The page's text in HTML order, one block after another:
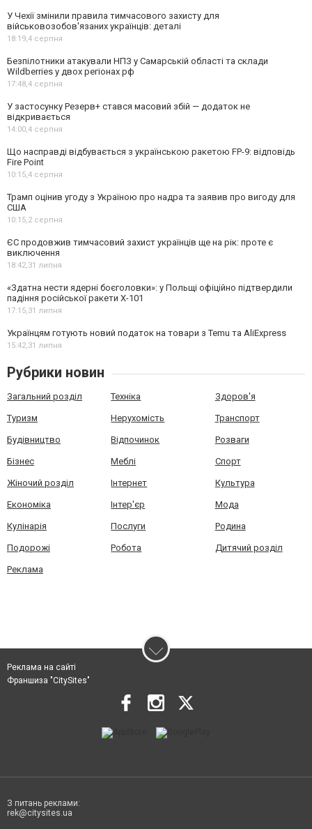
У Чехії змінили правила тимчасового захисту для
військовозобов'язаних українців: деталі
18:19,4 серпня
Безпілотники атакували НПЗ у Самарській області та склади
Wildberries у двох регіонах рф
17:48,4 серпня
У застосунку Резерв+ стався масовий збій — додаток не
відкривається
14:00,4 серпня
Що насправді відбувається з українською ракетою FP-9: відповідь
Fire Point
10:15,4 серпня
Трамп оцінив угоду з Україною про надра та заявив про вигоду для
США
10:15,2 серпня
ЄС продовжив тимчасовий захист українців ще на рік: проте є
виключення
18:42,31 липня
«Здатна нести ядерні боєголовки»: у Польщі офіційно підтвердили
падіння російської ракети Х-101
17:15,31 липня
Українцям готують новий податок на товари з Temu та AliExpress
15:42,31 липня
Рубрики новин
Загальний розділ Техніка Здоров'я
Туризм Нерухомість Транспорт
Будівництво Відпочинок Розваги
Бізнес Меблі Спорт
Жіночий розділ Інтернет Культура
Економіка Інтер'єр Мода
Кулінарія Послуги Родина
Подорожі Робота Дитячий розділ
Реклама
Реклама на сайті
Франшиза "CitySites"
З питань реклами:
rek@citysites.ua